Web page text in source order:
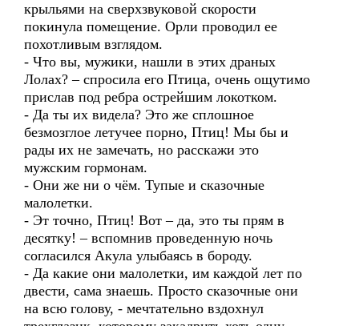
крыльями на сверхзвуковой скорости
покинула помещение. Орли проводил ее
похотливым взглядом.
- Что вы, мужики, нашли в этих драных
Лолах? – спросила его Птица, очень ощутимо
прислав под ребра острейшим локотком.
- Да ты их видела? Это же сплошное
безмозглое летучее порно, Птиц! Мы бы и
рады их не замечать, но расскажи это
мужским гормонам.
- Они же ни о чём. Тупые и сказочные
малолетки.
- Эт точно, Птиц! Вот – да, это ты прям в
десятку! – вспомнив проведенную ночь
согласился Акула улыбаясь в бороду.
- Да какие они малолетки, им каждой лет по
двести, сама знаешь. Просто сказочные они
на всю голову, - мечтательно вздохнул